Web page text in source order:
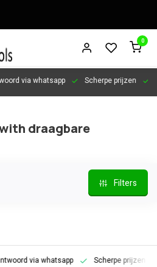
0
via whatsapp Scherpe prijzen
draagbare
Filters
via whatsapp Scherpe prijzen